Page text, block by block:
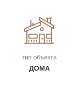
тип объекта
ДОМА